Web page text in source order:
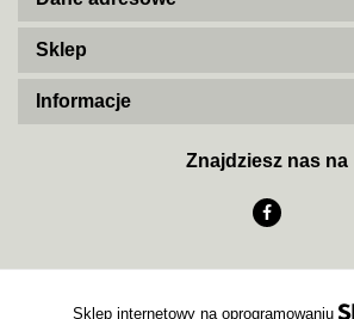
AJAX SYSTEMS
AKUVOX
Sklep
Informacje
Znajdziesz nas na
Sklep internetowy na oprogramowaniu